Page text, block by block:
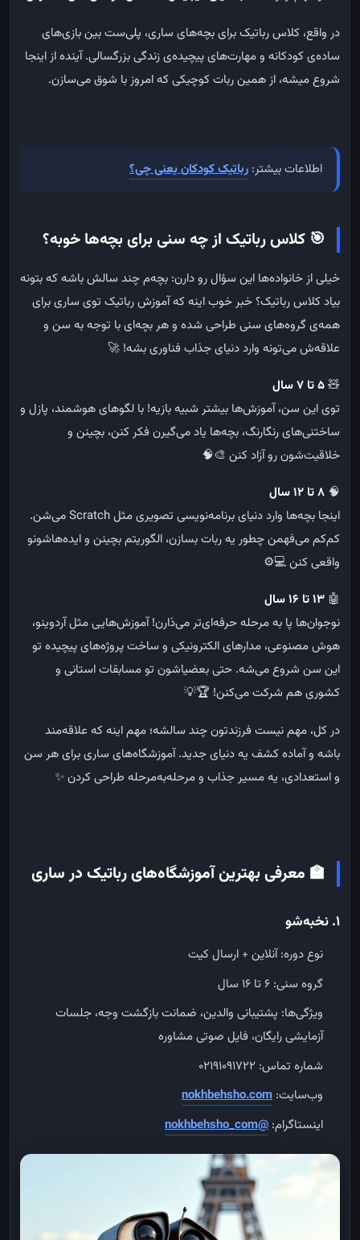
در واقع، کلاس رباتیک برای بچه‌های ساری، پلی‌ست بین بازی‌های
ساده‌ی کودکانه و مهارت‌های پیچیده‌ی زندگی بزرگسالی. آینده از اینجا
شروع میشه، از همین ربات کوچیکی که امروز با شوق می‌سازن.
اطلاعات بیشتر: رباتیک کودکان یعنی چی؟
🎯 کلاس رباتیک از چه سنی برای بچه‌ها خوبه؟
خیلی از خانواده‌ها این سؤال رو دارن: بچه‌م چند سالش باشه که بتونه
بیاد کلاس رباتیک؟ خبر خوب اینه که آموزش رباتیک توی ساری برای
همه‌ی گروه‌های سنی طراحی شده و هر بچه‌ای با توجه به سن و
علاقه‌ش می‌تونه وارد دنیای جذاب فناوری بشه! 🚀
🧸۵ تا ۷ سال
توی این سن، آموزش‌ها بیشتر شبیه بازیه! با لگوهای هوشمند، پازل و
ساختنی‌های رنگارنگ، بچه‌ها یاد می‌گیرن فکر کنن، بچینن و
خلاقیت‌شون رو آزاد کنن 🎨🧠
🧠 ۸ تا ۱۲ سال
اینجا بچه‌ها وارد دنیای برنامه‌نویسی تصویری مثل Scratch می‌شن.
کم‌کم می‌فهمن چطور یه ربات بسازن، الگوریتم بچینن و ایده‌هاشونو
واقعی کنن 💻⚙️
🤖 ۱۳ تا ۱۶ سال
نوجوان‌ها پا به مرحله حرفه‌ای‌تر می‌ذارن! آموزش‌هایی مثل آردوینو،
هوش مصنوعی، مدارهای الکترونیکی و ساخت پروژه‌های پیچیده تو
این سن شروع می‌شه. حتی بعضیاشون تو مسابقات استانی و
کشوری هم شرکت می‌کنن! 🏆💡
در کل، مهم نیست فرزندتون چند سالشه؛ مهم اینه که علاقه‌مند
باشه و آماده کشف یه دنیای جدید. آموزشگاه‌های ساری برای هر سن
و استعدادی، یه مسیر جذاب و مرحله‌به‌مرحله طراحی کردن ✨
🏫 معرفی بهترین آموزشگاه‌های رباتیک در ساری
۱. نخبه‌شو
نوع دوره: آنلاین + ارسال کیت
گروه سنی: ۶ تا ۱۶ سال
ویژگی‌ها: پشتیبانی والدین، ضمانت بازگشت وجه، جلسات
آزمایشی رایگان، فایل صوتی مشاوره
شماره تماس: ۰۲۱۹۱۰۹۱۷۲۲
وب‌سایت: nokhbehsho.com
اینستاگرام: @nokhbehsho_com